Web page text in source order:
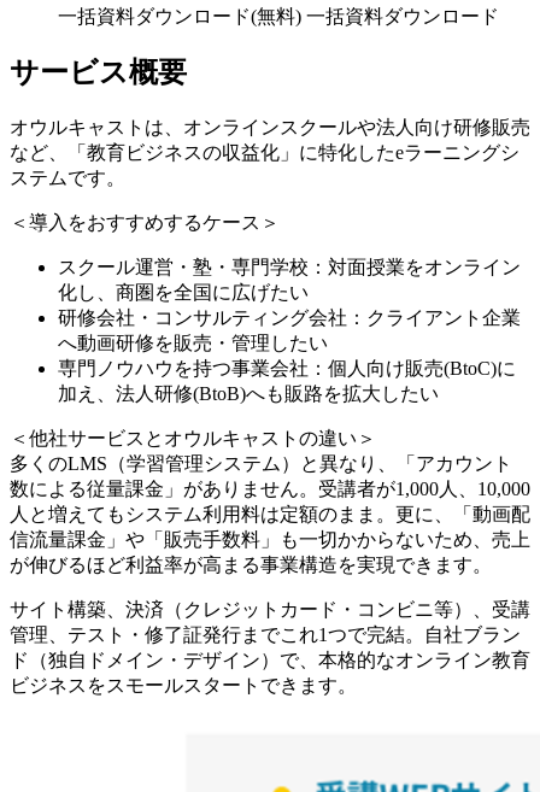
一括資料ダウンロード(無料) 一括資料ダウンロード
サービス概要
オウルキャストは、オンラインスクールや法人向け研修販売
など、「教育ビジネスの収益化」に特化したeラーニングシ
ステムです。
＜導入をおすすめするケース＞
スクール運営・塾・専門学校：対面授業をオンライン
化し、商圏を全国に広げたい
研修会社・コンサルティング会社：クライアント企業
へ動画研修を販売・管理したい
専門ノウハウを持つ事業会社：個人向け販売(BtoC)に
加え、法人研修(BtoB)へも販路を拡大したい
＜他社サービスとオウルキャストの違い＞
多くのLMS（学習管理システム）と異なり、「アカウント
数による従量課金」がありません。受講者が1,000人、10,000
人と増えてもシステム利用料は定額のまま。更に、「動画配
信流量課金」や「販売手数料」も一切かからないため、売上
が伸びるほど利益率が高まる事業構造を実現できます。
サイト構築、決済（クレジットカード・コンビニ等）、受講
管理、テスト・修了証発行までこれ1つで完結。自社ブラン
ド（独自ドメイン・デザイン）で、本格的なオンライン教育
ビジネスをスモールスタートできます。